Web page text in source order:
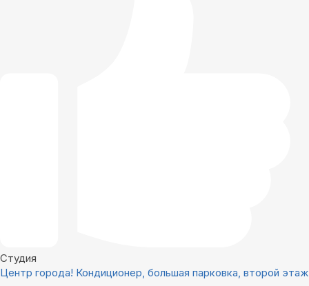
Студия
Центр города! Кондиционер, большая парковка, второй этаж